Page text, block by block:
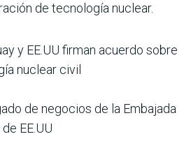
de tecnología nuclear.
y EE.UU firman acuerdo sobre
nuclear civil
de negocios de la Embajada
de EE.UU